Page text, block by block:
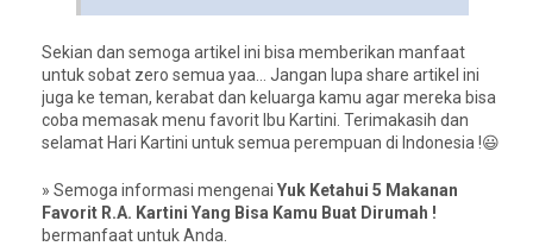
Sekian dan semoga artikel ini bisa memberikan manfaat
untuk sobat zero semua yaa… Jangan lupa share artikel ini
juga ke teman, kerabat dan keluarga kamu agar mereka bisa
coba memasak menu favorit Ibu Kartini. Terimakasih dan
selamat Hari Kartini untuk semua perempuan di Indonesia !😃
» Semoga informasi mengenai Yuk Ketahui 5 Makanan
Favorit R.A. Kartini Yang Bisa Kamu Buat Dirumah !
bermanfaat untuk Anda.